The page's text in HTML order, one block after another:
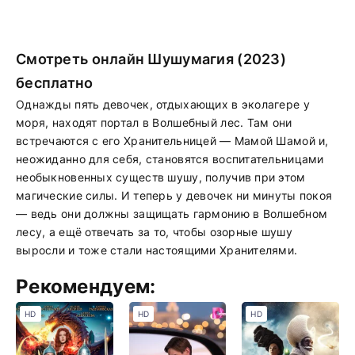
Смотреть онлайн Шушумагия (2023)
бесплатно
Однажды пять девочек, отдыхающих в эколагере у
моря, находят портал в Волшебный лес. Там они
встречаются с его Хранительницей — Мамой Шамой и,
неожиданно для себя, становятся воспитательницами
необыкновенных существ шушу, получив при этом
магические силы. И теперь у девочек ни минуты покоя
— ведь они должны защищать гармонию в Волшебном
лесу, а ещё отвечать за то, чтобы озорные шушу
выросли и тоже стали настоящими Хранителями.
Рекомендуем:
HD HD HD